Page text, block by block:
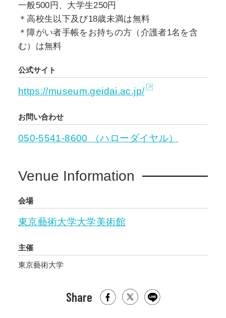
一般500円、大学生250円
＊高校生以下及び18歳未満は無料
＊障がい者手帳をお持ちの方（介護者1名を含
む）は無料
公式サイト
https://museum.geidai.ac.jp/
お問い合わせ
050-5541-8600 （ハローダイヤル）
Venue Information
会場
東京藝術大学大学美術館
主催
東京藝術大学
Share